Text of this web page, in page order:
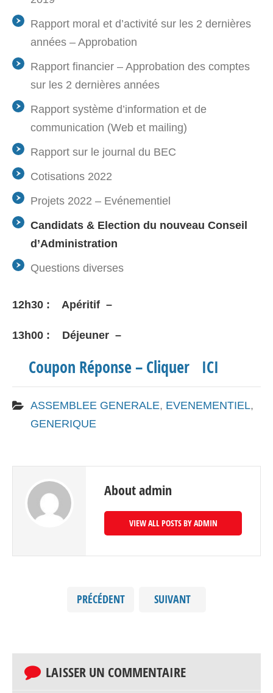
Rapport moral et d’activité sur les 2 dernières
années – Approbation
Rapport financier – Approbation des comptes
sur les 2 dernières années
Rapport système d’information et de
communication (Web et mailing)
Rapport sur le journal du BEC
Cotisations 2022
Projets 2022 – Evénementiel
Candidats & Election du nouveau Conseil
d’Administration
Questions diverses
12h30 : Apéritif –
13h00 : Déjeuner –
Coupon Réponse – Cliquer ICI
ASSEMBLEE GENERALE, EVENEMENTIEL,
GENERIQUE
About admin
VIEW ALL POSTS BY ADMIN
PRÉCÉDENT SUIVANT
LAISSER UN COMMENTAIRE